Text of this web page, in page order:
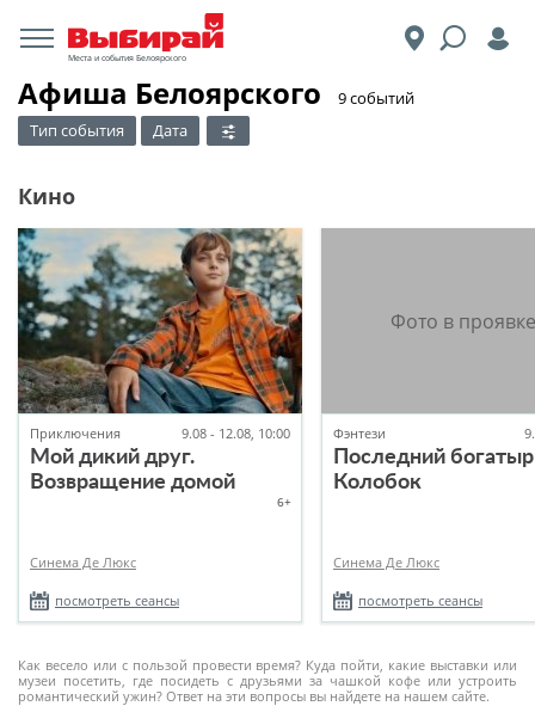
Места и события Белоярского
Афиша Белоярского
​9 событий
Тип события
Дата
Как весело или с пользой провести время? Куда пойти, какие выставки или
музеи посетить, где посидеть с друзьями за чашкой кофе или устроить
романтический ужин? Ответ на эти вопросы вы найдете на нашем сайте.
Кино
Приключения 9.08 - 12.08, 10:00
Мой дикий друг.
Возвращение домой
6+
Синема Де Люкс
посмотреть сеансы
Фэнтези
Последний
Колобок
Синема Де Люкс
посмотреть сеансы